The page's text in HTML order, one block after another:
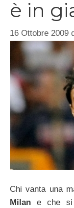
è in
16 Ottobre 2009
Chi vanta una
Milan e che si